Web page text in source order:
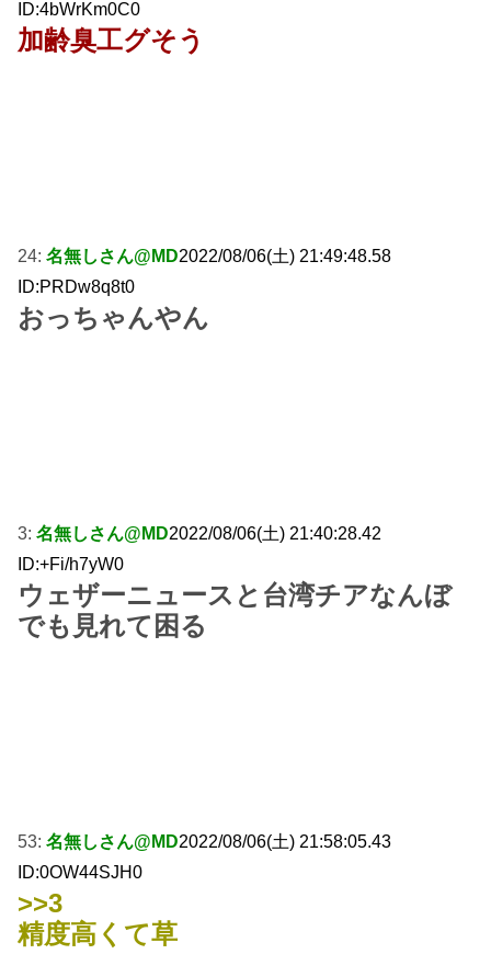
ID:4bWrKm0C0
加齢臭工グそう
24: 名無しさん@MD2022/08/06(土) 21:49:48.58
ID:PRDw8q8t0
おっちゃんやん
3: 名無しさん@MD2022/08/06(土) 21:40:28.42
ID:+Fi/h7yW0
ウェザーニュースと台湾チアなんぼ
でも見れて困る
53: 名無しさん@MD2022/08/06(土) 21:58:05.43
ID:0OW44SJH0
>>3
精度高くて草